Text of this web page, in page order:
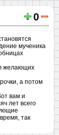
0
мученика
желающих
а потом
вам и
лет всего
так